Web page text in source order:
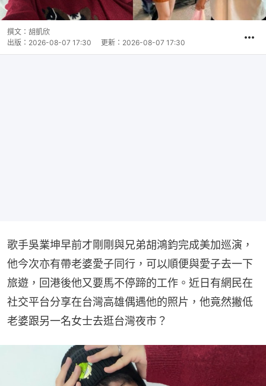
撰文： 胡凱欣
出版： 2026-08-07 17:30 更新： 2026-08-07 17:30
歌手吳業坤早前才剛剛與兄弟胡鴻鈞完成美加巡演，
他今次亦有帶老婆愛子同行，可以順便與愛子去一下
旅遊，回港後他又要馬不停蹄的工作。近日有網民在
社交平台分享在台灣高雄偶遇他的照片，他竟然撇低
老婆跟另一名女士去逛台灣夜市？